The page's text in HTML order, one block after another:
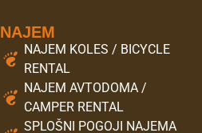
NAJEM
NAJEM KOLES / BICYCLE
RENTAL
NAJEM AVTODOMA /
CAMPER RENTAL
SPLOŠNI POGOJI NAJEMA